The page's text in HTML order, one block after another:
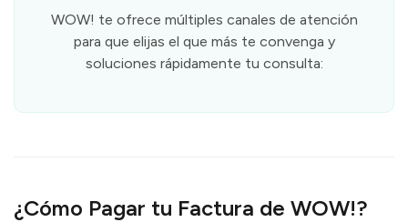
WOW! te ofrece múltiples canales de atención
para que elijas el que más te convenga y
soluciones rápidamente tu consulta:
¿Cómo Pagar tu Factura de WOW!?